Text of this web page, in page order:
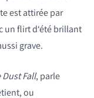
est attirée par
un flirt d‘été brillant
grave.
Fall, parle
ou